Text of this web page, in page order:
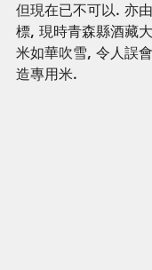
但現在已不可以. 亦
標, 現時青森縣酒藏
米如華吹雪, 令人誤
造專用米.